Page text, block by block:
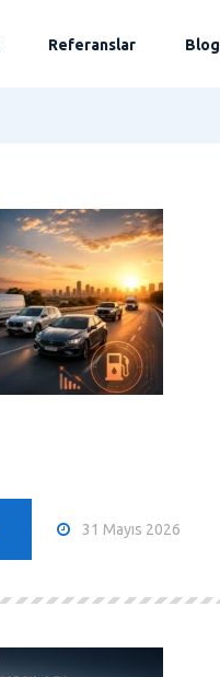
Referanslar Blog
31 Mayıs 2026